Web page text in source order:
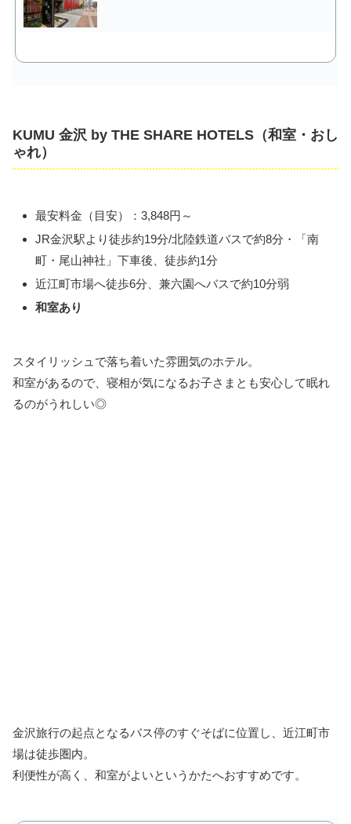
KUMU 金沢 by THE SHARE HOTELS（和室・おし
ゃれ）
最安料金（目安）：3,848円～
JR金沢駅より徒歩約19分/北陸鉄道バスで約8分・「南
町・尾山神社」下車後、徒歩約1分
近江町市場へ徒歩6分、兼六園へバスで約10分弱
和室あり
スタイリッシュで落ち着いた雰囲気のホテル。
和室があるので、寝相が気になるお子さまとも安心して眠れ
るのがうれしい◎
金沢旅行の起点となるバス停のすぐそばに位置し、近江町市
場は徒歩圏内。
利便性が高く、和室がよいというかたへおすすめです。